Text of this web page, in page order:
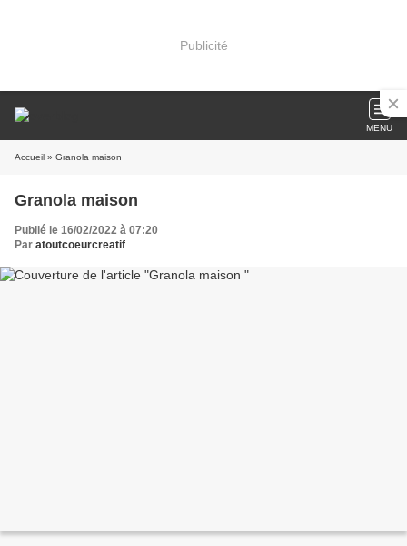
Publicité
MENU
Accueil » Granola maison
Granola maison
Publié le 16/02/2022 à 07:20
Par atoutcoeurcreatif